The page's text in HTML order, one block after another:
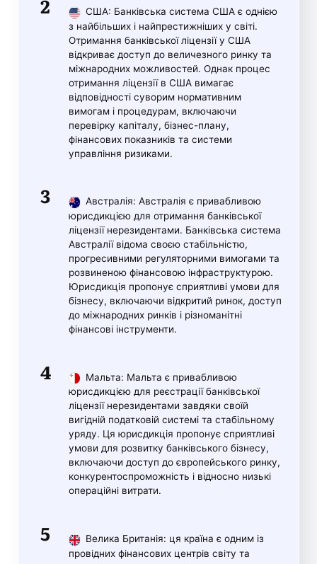
США: Банківська система США є однією
з найбільших і найпрестижніших у світі.
Отримання банківської ліцензії у США
відкриває доступ до величезного ринку та
міжнародних можливостей. Однак процес
отримання ліцензії в США вимагає
відповідності суворим нормативним
вимогам і процедурам, включаючи
перевірку капіталу, бізнес-плану,
фінансових показників та системи
управління ризиками.
Австралія: Австралія є привабливою
юрисдикцією для отримання банківської
ліцензії нерезидентами. Банківська система
Австралії відома своєю стабільністю,
прогресивними регуляторними вимогами та
розвиненою фінансовою інфраструктурою.
Юрисдикція пропонує сприятливі умови для
бізнесу, включаючи відкритий ринок, доступ
до міжнародних ринків і різноманітні
фінансові інструменти.
Мальта: Мальта є привабливою
юрисдикцією для реєстрації банківської
ліцензії нерезидентами завдяки своїй
вигідній податковій системі та стабільному
уряду. Ця юрисдикція пропонує сприятливі
умови для розвитку банківського бізнесу,
включаючи доступ до європейського ринку,
конкурентоспроможність і відносно низькі
операційні витрати.
Велика Британія: ця країна є одним із
провідних фінансових центрів світу та